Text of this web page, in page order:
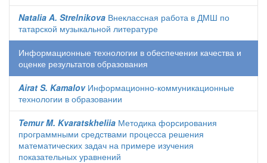
Natalia A. Strelnikova Внеклассная работа в ДМШ по
татарской музыкальной литературе
Информационные технологии в обеспечении качества и
оценке результатов образования
Airat S. KamalovИнформационно-коммуникационные
технологии в образовании
Temur M. Kvaratskheliia Методика форсирования
программными средствами процесса решения
математических задач на примере изучения
показательных уравнений